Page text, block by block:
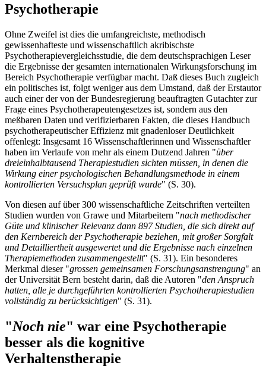
Psychotherapie
Ohne Zweifel ist dies die umfangreichste, methodisch
gewissenhafteste und wissenschaftlich akribischste
Psychotherapievergleichsstudie, die dem deutschsprachigen Leser
die Ergebnisse der gesamten internationalen Wirkungsforschung im
Bereich Psychotherapie verfügbar macht. Daß dieses Buch zugleich
ein politisches ist, folgt weniger aus dem Umstand, daß der Erstautor
auch einer der von der Bundesregierung beauftragten Gutachter zur
Frage eines Psychotherapeutengesetzes ist, sondern aus den
meßbaren Daten und verifizierbaren Fakten, die dieses Handbuch
psychotherapeutischer Effizienz mit gnadenloser Deutlichkeit
offenlegt: Insgesamt 16 Wissenschaftlerinnen und Wissenschaftler
haben im Verlaufe von mehr als einem Dutzend Jahren "über
dreieinhalbtausend Therapiestudien sichten müssen, in denen die
Wirkung einer psychologischen Behandlungsmethode in einem
kontrollierten Versuchsplan geprüft wurde" (S. 30).
Von diesen auf über 300 wissenschaftliche Zeitschriften verteilten
Studien wurden von Grawe und Mitarbeitern "nach methodischer
Güte und klinischer Relevanz dann 897 Studien, die sich direkt auf
den Kernbereich der Psychotherapie beziehen, mit großer Sorgfalt
und Detailliertheit ausgewertet und die Ergebnisse nach einzelnen
Therapiemethoden zusammengestellt" (S. 31). Ein besonderes
Merkmal dieser "grossen gemeinsamen Forschungsanstrengung" an
der Universität Bern besteht darin, daß die Autoren "den Anspruch
hatten, alle je durchgeführten kontrollierten Psychotherapiestudien
vollständig zu berücksichtigen" (S. 31).
"Noch nie" war eine Psychotherapie
besser als die kognitive
Verhaltenstherapie